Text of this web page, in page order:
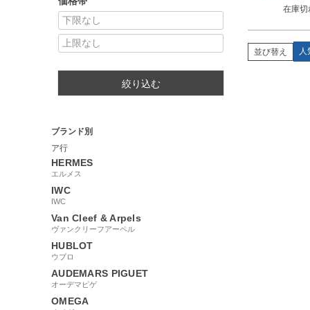
絞り込む
ブランド別
ア行
HERMES
エルメス
IWC
IWC
Van Cleef & Arpels
ヴァンクリーフアーペル
HUBLOT
ウブロ
AUDEMARS PIGUET
オーデマピゲ
OMEGA
刻 メンズ 腕
古】
在庫切
並び替え 人